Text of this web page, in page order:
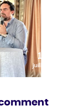
10
juillet
comment